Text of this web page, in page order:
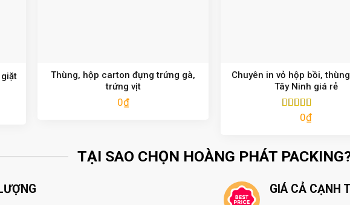
Thùng, hộp carton đựng trứng gà,
trứng vịt
0₫
Chuyên in vỏ hộp bồi,
Tây Ninh giá rẻ
Được xếp
0₫
TẠI SAO CHỌN HOÀNG PHÁT
GIÁ CẢ CẠNH